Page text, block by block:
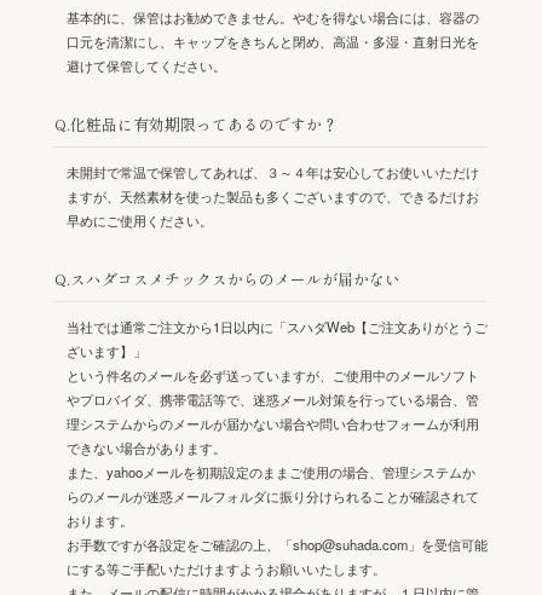
基本的に、保管はお勧めできません。やむを得ない場合には、容器の
口元を清潔にし、キャップをきちんと閉め、高温・多湿・直射日光を
避けて保管してください。
Q.化粧品に有効期限ってあるのですか？
未開封で常温で保管してあれば、３～４年は安心してお使いいただけ
ますが、天然素材を使った製品も多くございますので、できるだけお
早めにご使用ください。
Q.スハダコスメチックスからのメールが届かない
当社では通常ご注文から1日以内に「スハダWeb【ご注文ありがとうご
ざいます】」
という件名のメールを必ず送っていますが、ご使用中のメールソフト
やプロバイダ、携帯電話等で、迷惑メール対策を行っている場合、管
理システムからのメールが届かない場合や問い合わせフォームが利用
できない場合があります。
また、yahooメールを初期設定のままご使用の場合、管理システムか
らのメールが迷惑メールフォルダに振り分けられることが確認されて
おります。
お手数ですが各設定をご確認の上、「shop@suhada.com」を受信可能
にする等ご手配いただけますようお願いいたします。